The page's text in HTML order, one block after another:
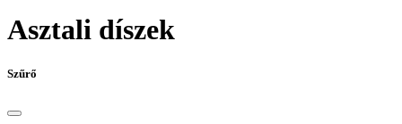
Asztali díszek
Szűrő